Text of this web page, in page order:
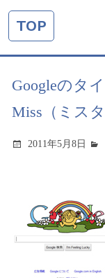
TOP
Googleのタ
Miss（ミス
2011年5月8日